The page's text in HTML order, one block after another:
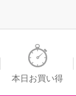
本日お買い得